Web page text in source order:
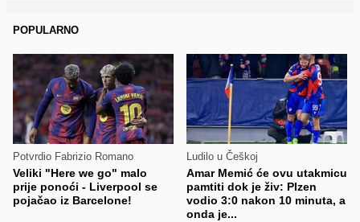
POPULARNO
Potvrdio Fabrizio Romano
Veliki "Here we go" malo
prije ponoći - Liverpool se
pojačao iz Barcelone!
Ludilo u Češkoj
Amar Memić će ovu utakmicu
pamtiti dok je živ: Plzen
vodio 3:0 nakon 10 minuta, a
onda je...